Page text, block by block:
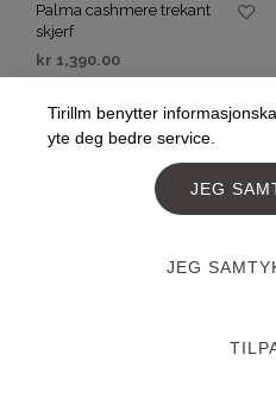
Palma cashmere trekant
skjerf
kr 1,390.00
Tirillm benytter
yte deg bedre service.
JEG
JEG